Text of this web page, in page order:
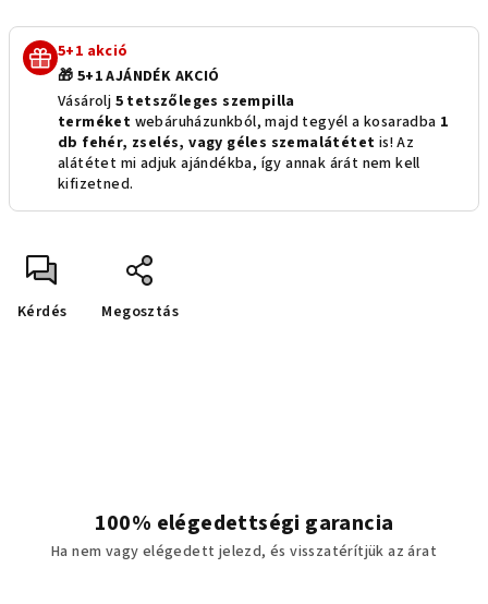
5+1 akció
🎁 5+1 AJÁNDÉK AKCIÓ
Vásárolj 5 tetszőleges szempilla
terméket webáruházunkból, majd tegyél a kosaradba 1
db fehér, zselés, vagy géles szemalátétet is! Az
alátétet mi adjuk ajándékba, így annak árát nem kell
kifizetned.
Kérdés Megosztás
100% elégedettségi garancia
Ha nem vagy elégedett jelezd, és visszatérítjük az árat